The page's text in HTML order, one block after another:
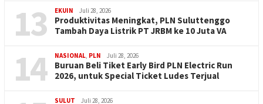
13 EKUIN Juli 28, 2026
Produktivitas Meningkat, PLN Suluttenggo
Tambah Daya Listrik PT JRBM ke 10 Juta VA
14 NASIONAL, PLN Juli 28, 2026
Buruan Beli Tiket Early Bird PLN Electric Run
2026, untuk Special Ticket Ludes Terjual
SULUT Juli 28, 2026